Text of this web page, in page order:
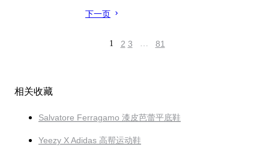
下一页
1 2 3 … 81
相关收藏
Salvatore Ferragamo 漆皮芭蕾平底鞋
Yeezy X Adidas 高帮运动鞋